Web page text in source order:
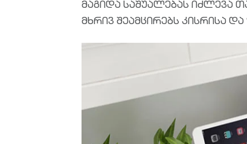
მაგიდა საშუალებას იძლევა
მხრივ შეამცირებს კისრისა